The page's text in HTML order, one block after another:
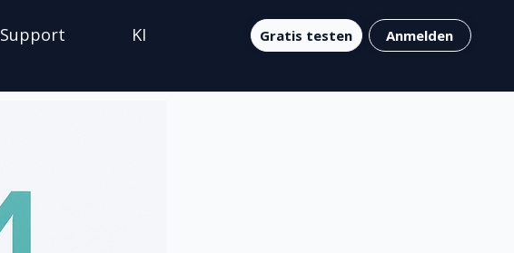
Support KI Gratis testen Anmelden